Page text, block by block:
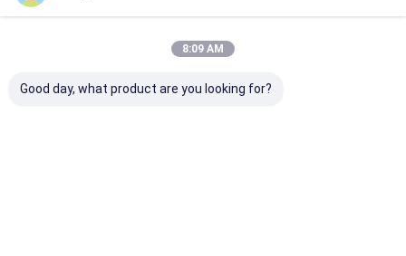
Vanne électromagnétique
Soupapes de commande
8:09 AM
Good day, what product are you looking for?